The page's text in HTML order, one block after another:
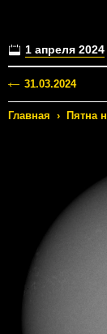
1 апреля 2024
31.03.2024
Главная › Пятна